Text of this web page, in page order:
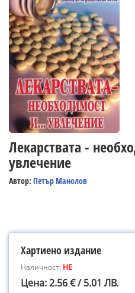
Лекарствата -
увлечение
Автор: Петър Манолов
Хартиено издание
Наличност: НЕ
Цена: 2.56 € / 5.01 ЛВ.